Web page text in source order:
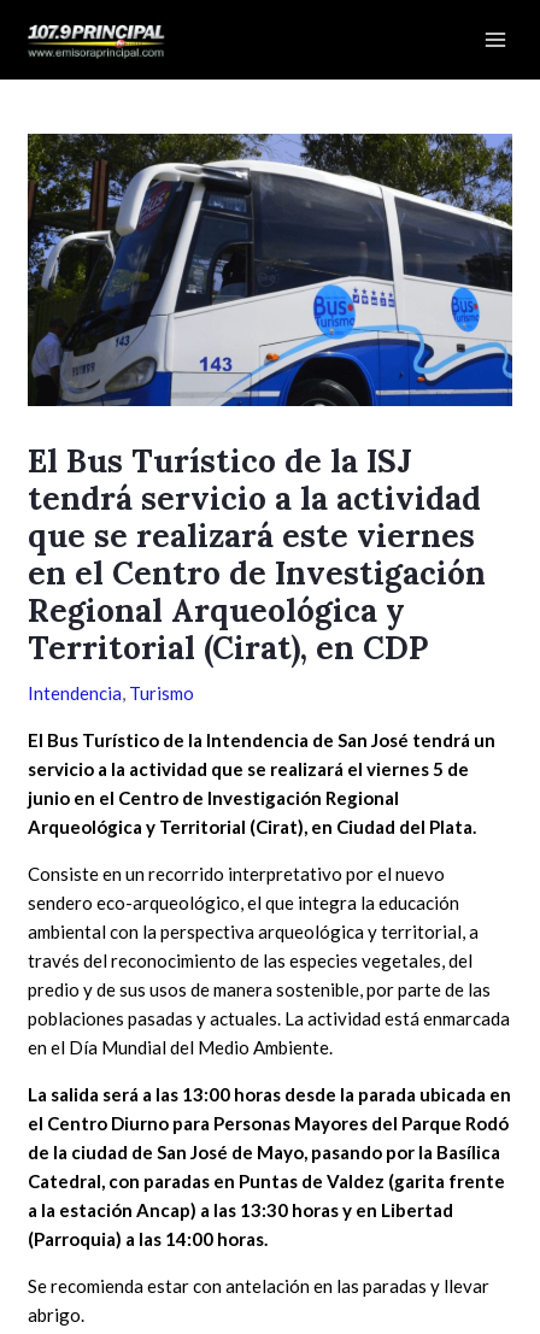
El Bus Turístico de la ISJ
tendrá servicio a la actividad
que se realizará este viernes
en el Centro de Investigación
Regional Arqueológica y
Territorial (Cirat), en CDP
Intendencia, Turismo
El Bus Turístico de la Intendencia de San José tendrá un
servicio a la actividad que se realizará el viernes 5 de
junio en el Centro de Investigación Regional
Arqueológica y Territorial (Cirat), en Ciudad del Plata.
Consiste en un recorrido interpretativo por el nuevo
sendero eco-arqueológico, el que integra la educación
ambiental con la perspectiva arqueológica y territorial, a
través del reconocimiento de las especies vegetales, del
predio y de sus usos de manera sostenible, por parte de las
poblaciones pasadas y actuales. La actividad está enmarcada
en el Día Mundial del Medio Ambiente.
La salida será a las 13:00 horas desde la parada ubicada en
el Centro Diurno para Personas Mayores del Parque Rodó
de la ciudad de San José de Mayo, pasando por la Basílica
Catedral, con paradas en Puntas de Valdez (garita frente
a la estación Ancap) a las 13:30 horas y en Libertad
(Parroquia) a las 14:00 horas.
Se recomienda estar con antelación en las paradas y llevar
abrigo.
de